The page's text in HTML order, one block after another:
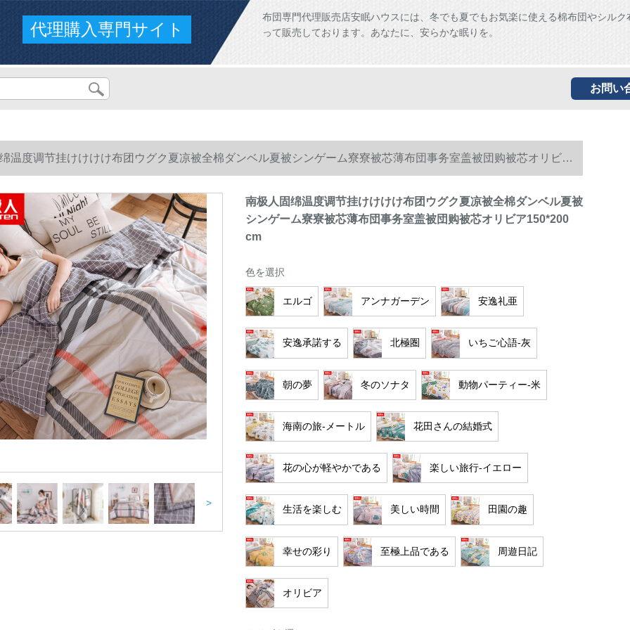
代理購入専門サイト
布団専門代理販売店安眠ハウスには、冬でも夏でもお気楽に使える棉布団やシルク
って販売しております。あなたに、安らかな眠りを。
お問い
温度调节挂けけけけ布团ウグク夏凉被全棉ダンベル夏被シンゲーム寮寮被芯薄布団事务室盖被団购被芯オリビア
>
南极人固绵温度调节挂けけけけ布团ウグク夏凉被全棉ダンベル夏被
シンゲーム寮寮被芯薄布団事务室盖被団购被芯オリビア150*200
cm
色を選択
エルゴ アンナガーデン 安逸礼亜
安逸承諾する 北極圏 いちご心語-灰
朝の夢 冬のソナタ 動物パーティー-米
海南の旅-メートル 花田さんの結婚式
花の心が軽やかである 楽しい旅行-イエロー
生活を楽しむ 美しい時間 田園の趣
幸せの彩り 至極上品である 周遊日記
オリビア